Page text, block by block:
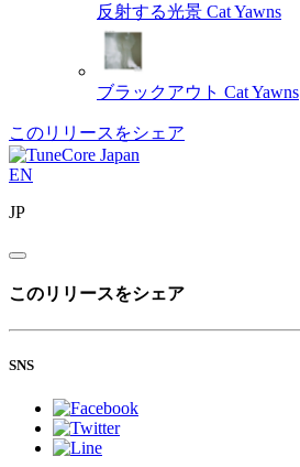
反射する光景 Cat Yawns
ブラックアウト Cat Yawns
このリリースをシェア
EN
JP
このリリースをシェア
SNS